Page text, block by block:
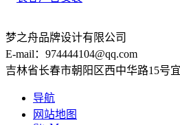
梦之舟品牌设计有限公司
E-mail：974444104@qq.com
吉林省长春市朝阳区西中华路15号
导航
网站地图